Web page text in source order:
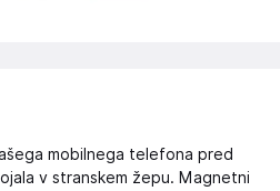
mobilnega telefona pred
v stranskem žepu. Magnetni